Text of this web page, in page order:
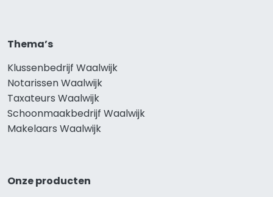
Thema’s
Klussenbedrijf Waalwijk
Notarissen Waalwijk
Taxateurs Waalwijk
Schoonmaakbedrijf Waalwijk
Makelaars Waalwijk
Onze producten